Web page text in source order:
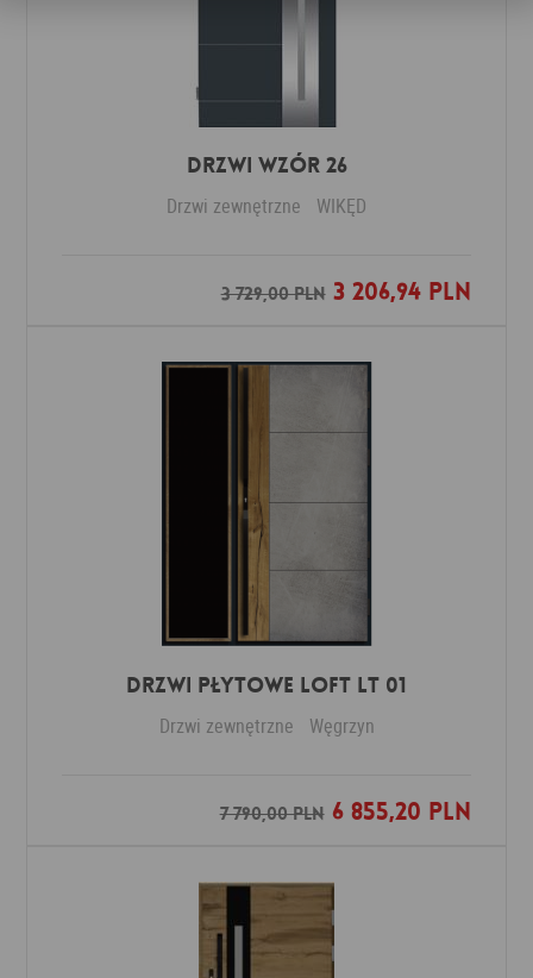
Drzwi Wzór 26
Drzwi zewnętrzne WIKĘD
3 729,00 PLN3 206,94 PLN
Dodaj do ulubionych
DRZWI PŁYTOWE LOFT LT 01
Drzwi zewnętrzne Węgrzyn
7 790,00 PLN6 855,20 PLN
Dodaj do ulubionych